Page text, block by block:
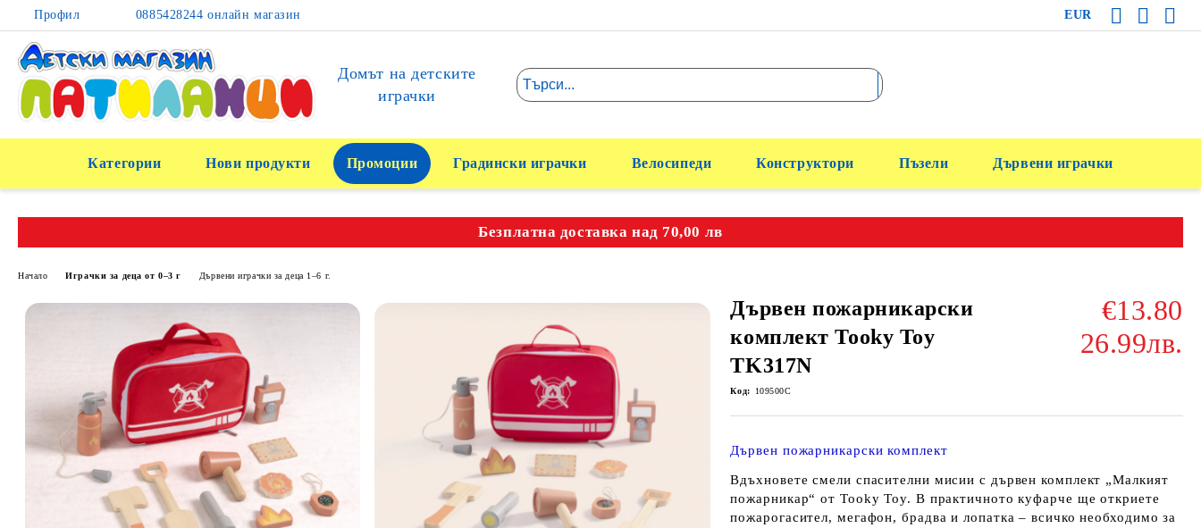
Профил 0885428244 онлайн магазин EUR
Домът на детските
играчки
Категории Нови продукти Промоции Градински играчки Велосипеди Конструктори Пъзели Дървени играчки
Безплатна доставка над 70,00 лв
Начало Играчки за деца от 0–3 г Дървени играчки за деца 1–6 г.
Дървен пожарникарски
комплект Tooky Toy
TK317N
€13.80
26.99лв.
Код: 109500C
Дървен пожарникарски комплект
Вдъхновете смели спасителни мисии с дървен комплект „Малкият
пожарникар“ от Tooky Toy. В практичното куфарче ще откриете
пожарогасител, мегафон, брадва и лопатка – всичко необходимо за